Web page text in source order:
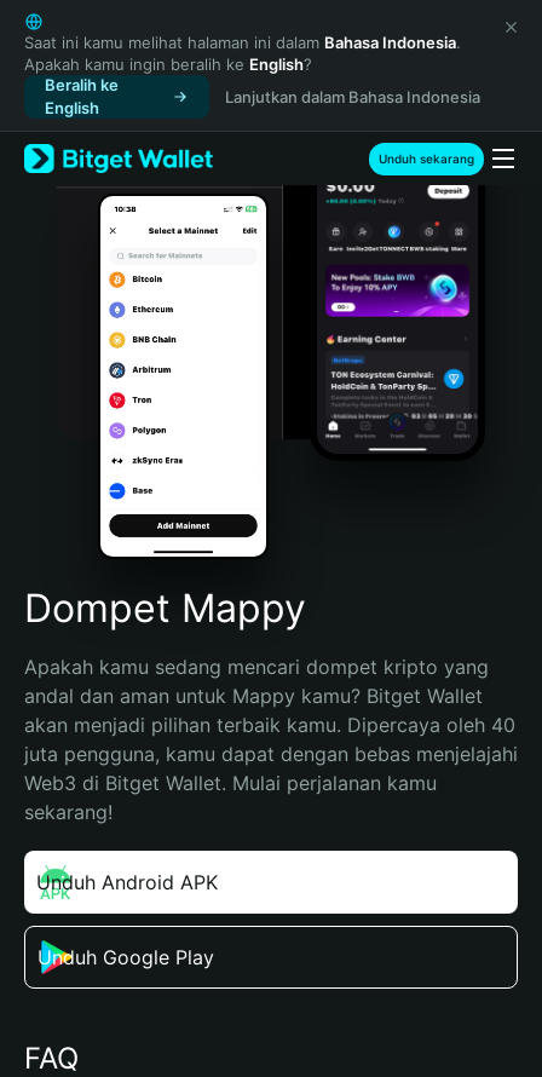
English
日本語
Tiếng Việt
Русский
Español (Latinoamérica)
Türkçe
Italiano
Português (Portugal)
Bahasa Indonesia
Português (Brasil)
Español (Argentina)
Saat ini kamu melihat halaman ini dalam Bahasa Indonesia.
Apakah kamu ingin beralih ke English?
Beralih ke
English
Lanjutkan dalam Bahasa Indonesia
Unduh sekarang
Dompet Mappy
Apakah kamu sedang mencari dompet kripto yang
andal dan aman untuk Mappy kamu? Bitget Wallet
akan menjadi pilihan terbaik kamu. Dipercaya oleh 40
juta pengguna, kamu dapat dengan bebas menjelajahi
Web3 di Bitget Wallet. Mulai perjalanan kamu
sekarang!
Unduh Android APK
Unduh Google Play
FAQ